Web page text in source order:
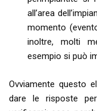
all’area
momento
inoltre, molti
esempio si può
Ovviamente questo
dare le risposte